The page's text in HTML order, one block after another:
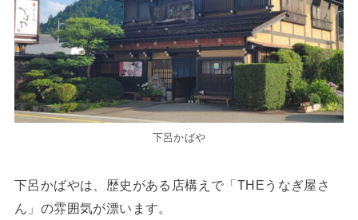
下呂かばや
下呂かばやは、歴史がある店構えで「THEうなぎ屋さ
ん」の雰囲気が漂います。